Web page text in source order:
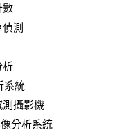
數
測
析
系統
攝影機
分析系統